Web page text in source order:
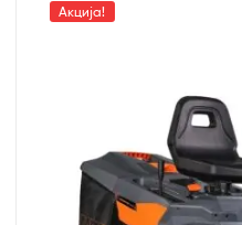
Акција!